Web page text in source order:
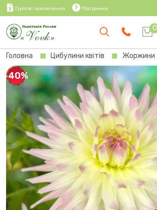
Гуртові замовлення Підтримка
0
Головна Цибулини квітів Жоржини
-40%